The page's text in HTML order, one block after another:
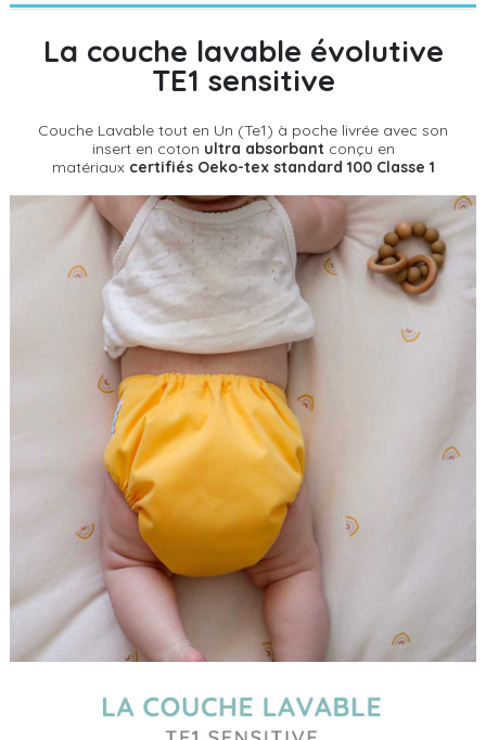
La couche lavable évolutive
TE1 sensitive
Couche Lavable tout en Un (Te1) à poche livrée avec son
insert en coton ultra absorbant conçu en
matériauxcertifiés Oeko-tex standard 100 Classe 1